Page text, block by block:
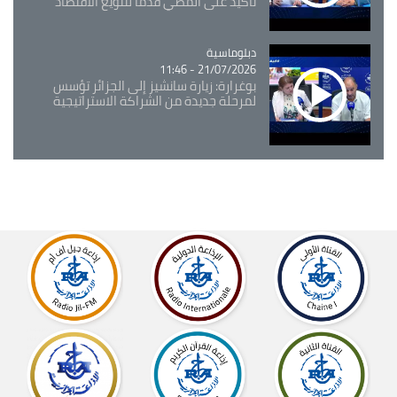
Catégorie
دبلوماسية
21/07/2026 - 11:46
بوغرارة: زيارة سانشيز إلى الجزائر تؤسس
لمرحلة جديدة من الشراكة الاستراتيجية